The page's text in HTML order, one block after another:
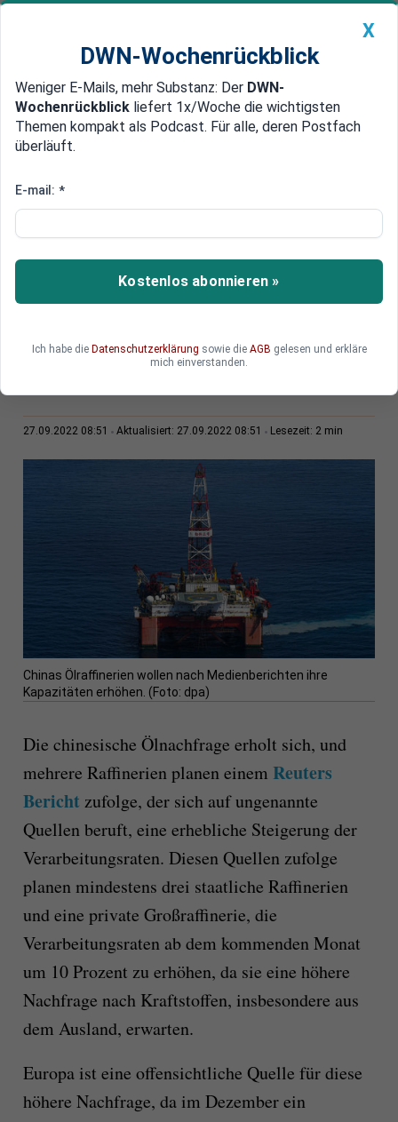
Newsticker MEIN DWN: Geldanlage Premium
Edelmetalle DWN-Magazin China
China plant Steigerung der
Laut Medienberichten wollen Chinas Ölraffinerien
ihre Kapazitäten steigern. Denn die Nachfrage
scheint sich zu erholen.
27.09.2022 08:51 Aktualisiert: 27.09.2022 08:51 Lesezeit: 2 min
Chinas Ölraffinerien wollen nach Medienberichten ihre
Kapazitäten erhöhen. (Foto: dpa)
Die chinesische Ölnachfrage erholt sich, und
mehrere Raffinerien planen einem Reuters
Bericht zufolge, der sich auf ungenannte
Quellen beruft, eine erhebliche Steigerung der
Verarbeitungsraten. Diesen Quellen zufolge
planen mindestens drei staatliche Raffinerien
und eine private Großraffinerie, die
Verarbeitungsraten ab dem kommenden Monat
um 10 Prozent zu erhöhen, da sie eine höhere
Nachfrage nach Kraftstoffen, insbesondere aus
dem Ausland, erwarten.
Europa ist eine offensichtliche Quelle für diese
höhere Nachfrage, da im Dezember ein
X
DWN-Wochenrückblick
Weniger E-Mails, mehr Substanz: Der DWN-
Wochenrückblick liefert 1x/Woche die wichtigsten
Themen kompakt als Podcast. Für alle, deren Postfach
überläuft.
E-mail: *
Kostenlos abonnieren »
Ich habe die Datenschutzerklärung sowie die AGB gelesen und erkläre
mich einverstanden.